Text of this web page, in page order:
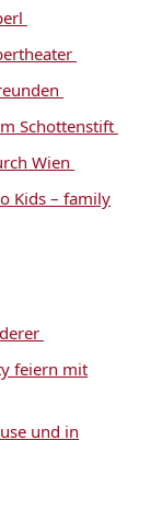
Schottenstift
Wien
Kids – family
feiern mit
und in